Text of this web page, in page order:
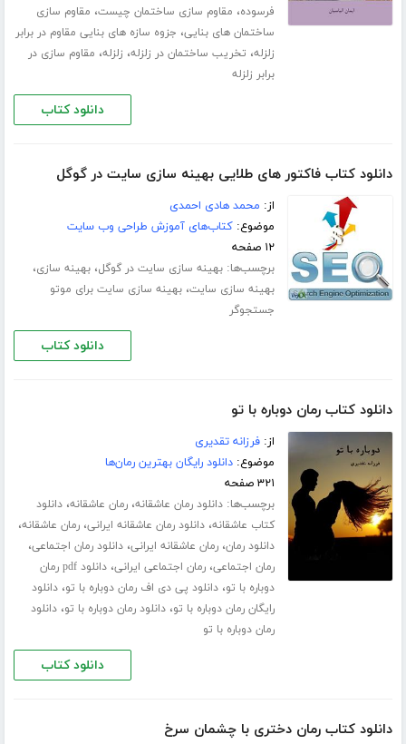
فرسوده، مقاوم سازی ساختمان چیست، مقاوم سازی
ساختمان های بنایی، جزوه سازه های بنایی مقاوم در برابر
زلزله، تخریب ساختمان در زلزله، زلزله، مقاوم سازی در
برابر زلزله
دانلود کتاب
دانلود کتاب فاکتور های طلایی بهینه سازی سایت در گوگل
از: محمد هادی احمدی
موضوع:کتاب‌های آموزش طراحی وب سایت
۱۲ صفحه
برچسب‌ها:بهینه سازی سایت در گوگل،بهینه سازی،
بهینه سازی سایت،بهینه سازی سایت برای موتو
جستجوگر
دانلود کتاب
دانلود کتاب رمان دوباره با تو
از:فرزانه تقدیری
موضوع:دانلود رایگان بهترین رمان‌ها
۳۲۱ صفحه
برچسب‌ها:دانلود رمان عاشقانه،رمان عاشقانه،دانلود
کتاب عاشقانه،دانلود رمان عاشقانه ایرانی،رمان عاشقانه،
دانلود رمان،رمان عاشقانه ایرانی،دانلود رمان اجتماعی،
رمان اجتماعی،رمان اجتماعی ایرانی،
دانلود pdf رمان
دوباره با تو،دانلود پی دی اف رمان دوباره با تو،دانلود
رایگان رمان دوباره با تو،دانلود رمان دوباره با تو،دانلود
رمان دوباره با تو
دانلود کتاب
دانلود کتاب رمان دختری با چشمان سرخ